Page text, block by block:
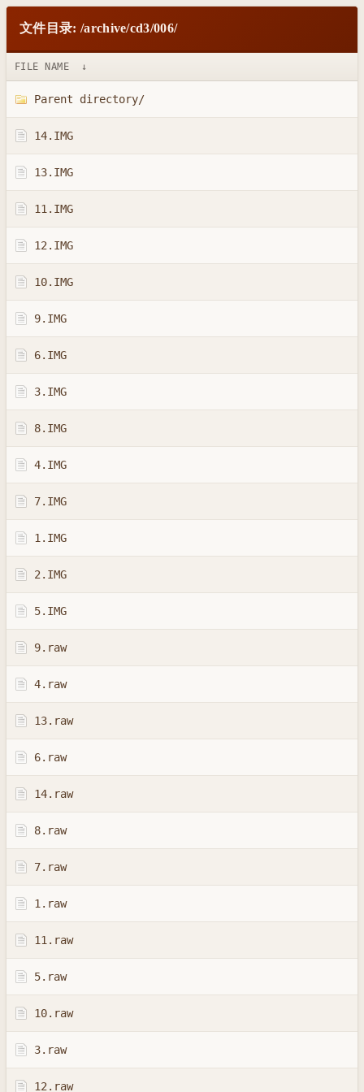
文件目录: /archive/cd3/006/
FILE NAME ↓
Parent directory/
14.IMG
13.IMG
11.IMG
12.IMG
10.IMG
9.IMG
6.IMG
3.IMG
8.IMG
4.IMG
7.IMG
1.IMG
2.IMG
5.IMG
9.raw
4.raw
13.raw
6.raw
14.raw
8.raw
7.raw
1.raw
11.raw
5.raw
10.raw
3.raw
12.raw